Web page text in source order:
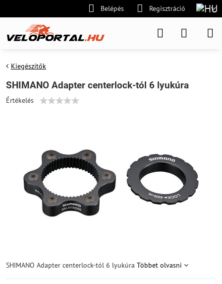
Belépés Regisztráció
Kiegészítők
SHIMANO Adapter centerlock-tól 6 lyukúra
Értékelés
SHIMANO Adapter centerlock-tól 6 lyukúra Többet olvasni